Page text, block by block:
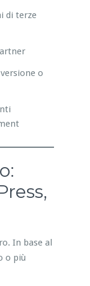
di terze
o
In base al
o più